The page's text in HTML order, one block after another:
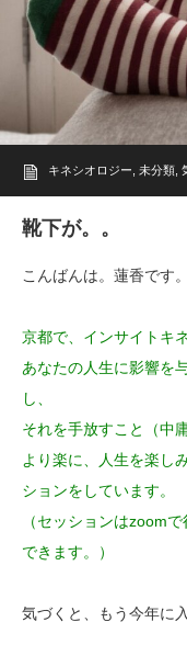
キネシオロジー 未分類
靴下が。。
こんばんは。蓮香です。
京都で、インサイトキ
あなたの人生に影響を
し、
それを手放すこと（中
より楽に、人生を楽し
ションをしています。
（セッションはzoom
できます。）
気づくと、もう今年に